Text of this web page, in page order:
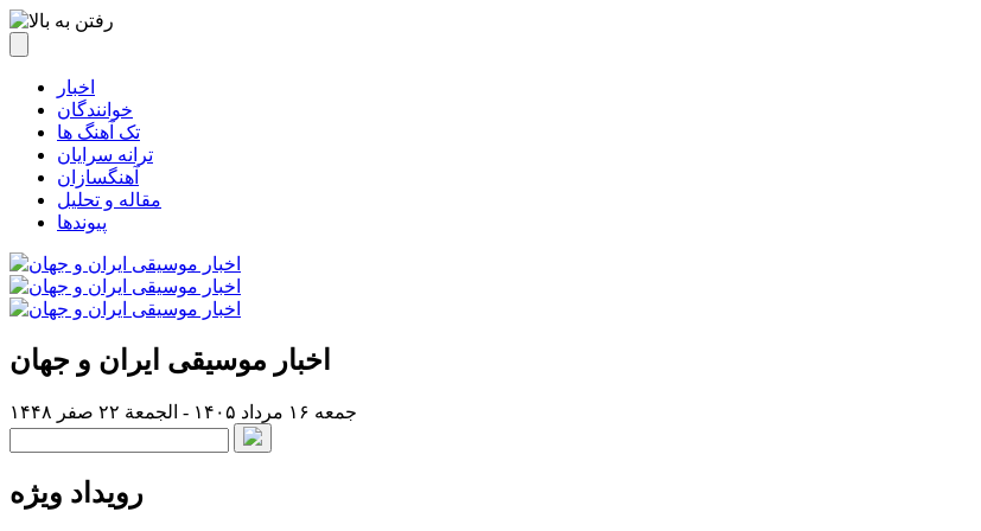
اخبار
خوانندگان
تک آهنگ ها
ترانه سرایان
آهنگسازان
مقاله و تحلیل
پیوندها
اخبار موسیقی ایران و جهان
جمعه ۱۶ مرداد ۱۴۰۵ - الجمعة ۲۲ صفر ۱۴۴۸
رویداد ویژه